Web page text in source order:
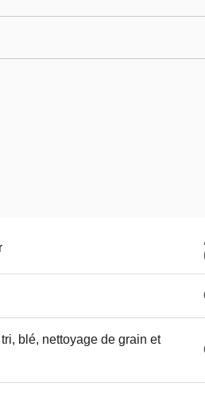
blé, nettoyage de grain et